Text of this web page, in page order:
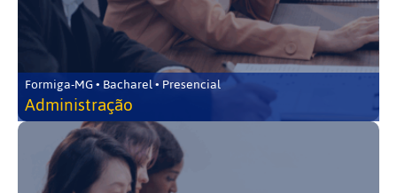
Formiga-MG • Bacharel • Presencial
Administração